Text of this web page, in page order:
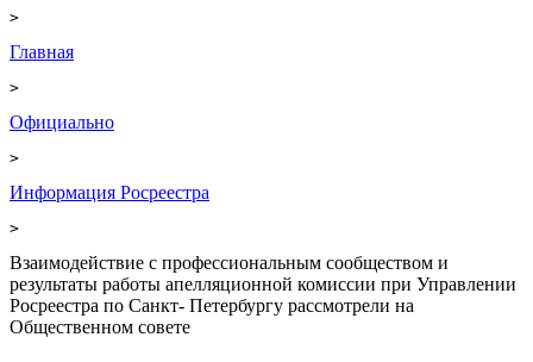
>
Главная
>
Официально
>
Информация Росреестра
>
Взаимодействие с профессиональным сообществом и
результаты работы апелляционной комиссии при Управлении
Росреестра по Санкт- Петербургу рассмотрели на
Общественном совете